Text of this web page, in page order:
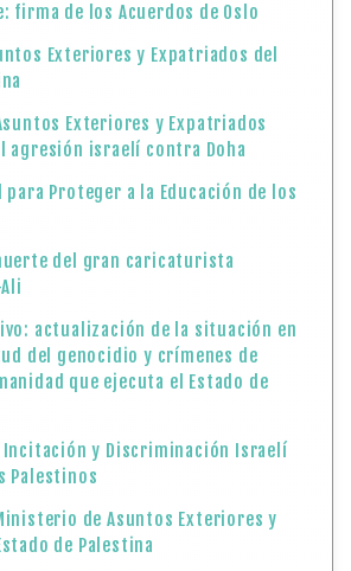
firma de los Acuerdos de Oslo
Exteriores y Expatriados del
Exteriores y Expatriados
agresión israelí contra Doha
Proteger a la Educación de los
del gran caricaturista
actualización de la situación en
del genocidio y crímenes de
que ejecuta el Estado de
y Discriminación Israelí
Palestinos
de Asuntos Exteriores y
de Palestina